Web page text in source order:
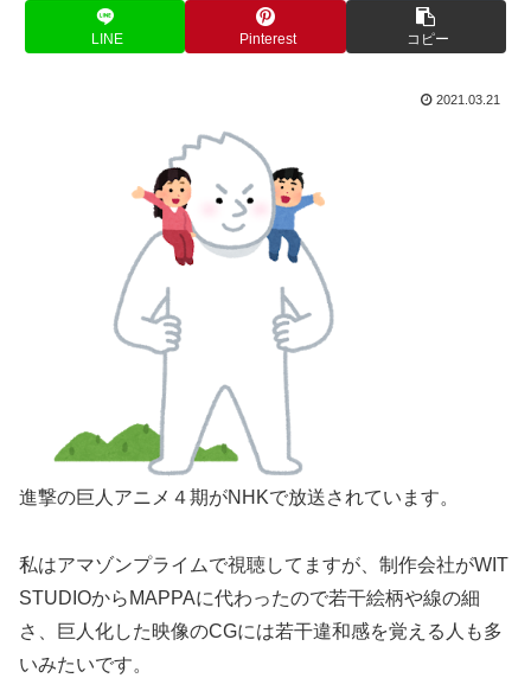
LINE Pinterest コピー
2021.03.21
進撃の巨人アニメ４期がNHKで放送されています。
私はアマゾンプライムで視聴してますが、制作会社がWIT
STUDIOからMAPPAに代わったので若干絵柄や線の細
さ、巨人化した映像のCGには若干違和感を覚える人も多
いみたいです。